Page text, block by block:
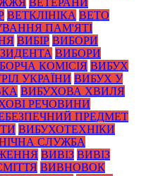
ВЕТЕРАНИ
ВЕТКЛІНІКА ВЕТО
ПАМ'ЯТІ
ВИБІР ВИБОРИ
ВИБОРИ
КОМІСІЯ ВИБУХ
УКРАЇНИ ВИБУХ У
ВИБУХОВА ХВИЛЯ
РЕЧОВИНИ
ПРЕДМЕТ
ВИБУХОТЕХНІКИ
СЛУЖБА
ВИВІЗ ВИВІЗ
ВИВНОВОК